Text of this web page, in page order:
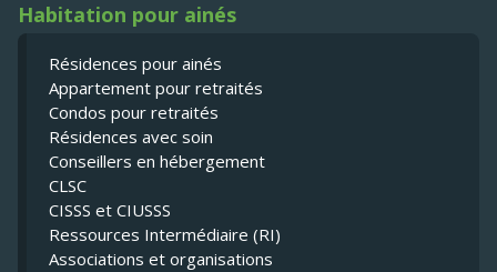
Habitation pour ainés
Résidences pour ainés
Appartement pour retraités
Condos pour retraités
Résidences avec soin
Conseillers en hébergement
CLSC
CISSS et CIUSSS
Ressources Intermédiaire (RI)
Associations et organisations